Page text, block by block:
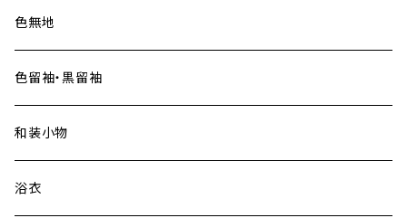
色無地
色留袖・黒留袖
和装小物
浴衣